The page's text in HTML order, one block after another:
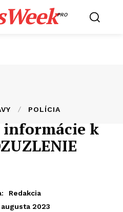
PRO
POLÍCIA
k
Redakcia
augusta 2023